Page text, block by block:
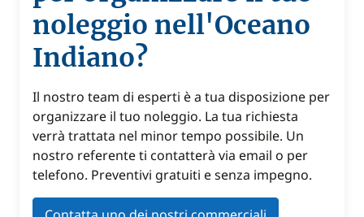
noleggio nell'Oceano
Indiano?
Il nostro team di esperti è a tua disposizione per
organizzare il tuo noleggio. La tua richiesta
verrà trattata nel minor tempo possibile. Un
nostro referente ti contatterà via email o per
telefono. Preventivi gratuiti e senza impegno.